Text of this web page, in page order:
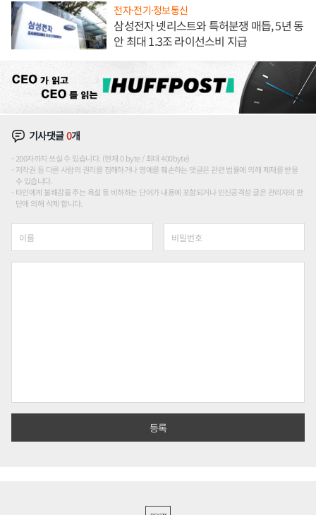
전자·전기·정보통신
삼성전자 넷리스트와 특허분쟁 매듭, 5년 동
안 최대 1.3조 라이선스비 지급
기사댓글0개
200자까지 쓰실 수 있습니다. (현재 0 byte / 최대 400byte)
저작권 등 다른 사람의 권리를 침해하거나 명예를 훼손하는 댓글은 관련 법률에 의해 제재를 받을
수 있습니다.
타인에게 불쾌감을 주는 욕설 등 비하하는 단어가 내용에 포함되거나 인신공격성 글은 관리자의 판
단에 의해 삭제 합니다.